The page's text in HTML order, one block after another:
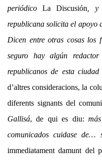
periódico La Discusión ,
republicana solicita el apoyo
Dicen entre otras cosas los
seguro hay algún
republicanos de esta
d’altres consideracions, la
diferents signants del
Gallisá, de qui es diu:
comunicados cuidase de…
immediatament damunt del